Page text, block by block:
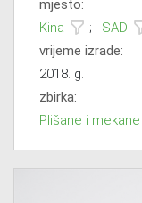
mjesto:
Kina
;
SAD
vrijeme izrade:
2018. g.
zbirka:
Plišane i